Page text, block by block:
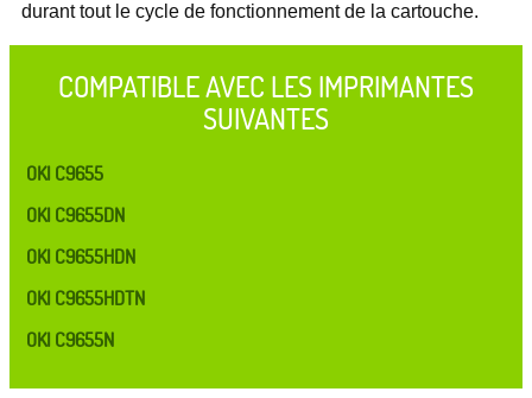
durant tout le cycle de fonctionnement de la cartouche.
COMPATIBLE AVEC LES IMPRIMANTES
SUIVANTES
OKI C9655
OKI C9655DN
OKI C9655HDN
OKI C9655HDTN
OKI C9655N